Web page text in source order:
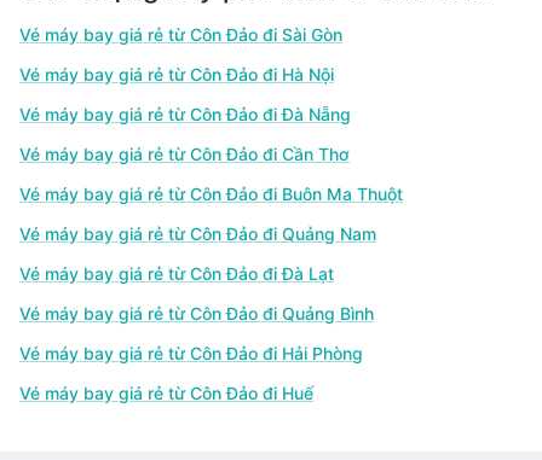
Vé máy bay giá rẻ từ Côn Đảo đi Sài Gòn
Vé máy bay giá rẻ từ Côn Đảo đi Hà Nội
Vé máy bay giá rẻ từ Côn Đảo đi Đà Nẵng
Vé máy bay giá rẻ từ Côn Đảo đi Cần Thơ
Vé máy bay giá rẻ từ Côn Đảo đi Buôn Ma Thuột
Vé máy bay giá rẻ từ Côn Đảo đi Quảng Nam
Vé máy bay giá rẻ từ Côn Đảo đi Đà Lạt
Vé máy bay giá rẻ từ Côn Đảo đi Quảng Bình
Vé máy bay giá rẻ từ Côn Đảo đi Hải Phòng
Vé máy bay giá rẻ từ Côn Đảo đi Huế